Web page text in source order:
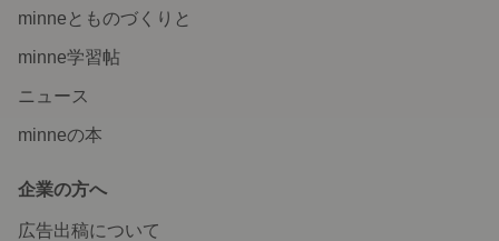
minneとものづくりと
minne学習帖
ニュース
minneの本
企業の方へ
広告出稿について